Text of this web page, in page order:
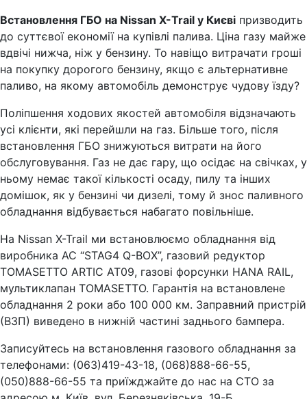
Встановлення ГБО на Nissan X-Trail у Києві призводить
до суттєвої економії на купівлі палива. Ціна газу майже
вдвічі нижча, ніж у бензину. То навіщо витрачати гроші
на покупку дорогого бензину, якщо є альтернативне
паливо, на якому автомобіль демонструє чудову їзду?
Поліпшення ходових якостей автомобіля відзначають
усі клієнти, які перейшли на газ. Більше того, після
встановлення ГБО знижуються витрати на його
обслуговування. Газ не дає гару, що осідає на свічках, у
ньому немає такої кількості осаду, пилу та інших
домішок, як у бензині чи дизелі, тому й знос паливного
обладнання відбувається набагато повільніше.
На Nissan X-Trail ми встановлюємо обладнання від
виробника АС “STAG4 Q-BOX”, газовий редуктор
TOMASETTO ARTIC AT09, газові форсунки HANA RAIL,
мультиклапан TOMASETTO. Гарантія на встановлене
обладнання 2 роки або 100 000 км. Заправний пристрій
(ВЗП) виведено в нижній частині заднього бампера.
Записуйтесь на встановлення газового обладнання за
телефонами: (063)419-43-18, (068)888-66-55,
(050)888-66-55 та приїжджайте до нас на СТО за